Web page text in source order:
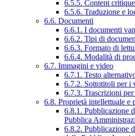
6.5.5. Content critique
6.5.6. Traduzione e
6.6. Documenti
6.6.1. I documenti
6.6.2. Tipi di
6.6.3. Formato di
6.6.4. Modalità di
6.7. Immagini e video
6.7.1. Testo
6.7.2. Sottotitoli per i
6.7.3. Trascrizioni
6.8. Proprietà intellettuale e
6.8.1. Pubblicazione
Pubblica
6.8.2. Pubblicazione